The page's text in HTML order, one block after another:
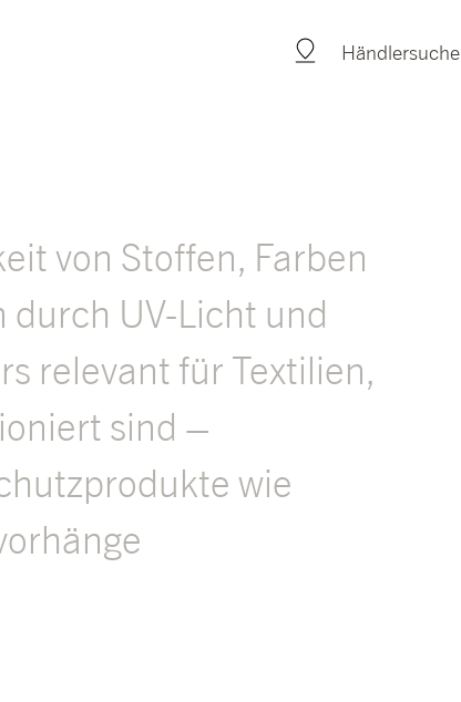
Händlersuche
von Stoffen, Farben
durch UV-Licht und
relevant für Textilien,
sind –
wie